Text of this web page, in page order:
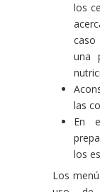
los
una
las
En
los
Los